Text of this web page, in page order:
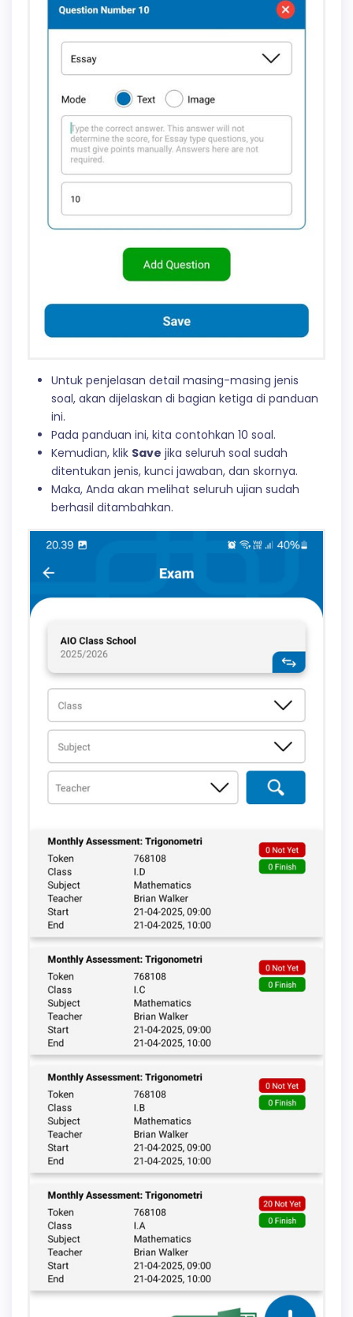
Untuk penjelasan detail masing-masing jenis
soal, akan dijelaskan di bagian ketiga di panduan
ini.
Pada panduan ini, kita contohkan 10 soal.
Kemudian, klik Save jika seluruh soal sudah
ditentukan jenis, kunci jawaban, dan skornya.
Maka, Anda akan melihat seluruh ujian sudah
berhasil ditambahkan.